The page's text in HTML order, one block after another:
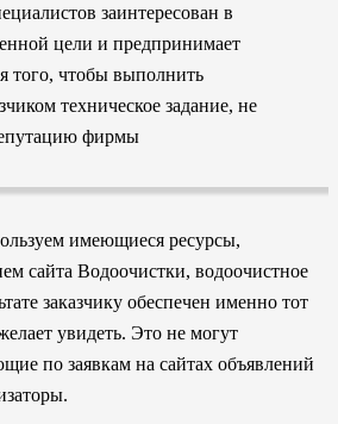
заинтересован в
цели и предпринимает
того, чтобы выполнить
техническое задание, не
фирмы
имеющиеся ресурсы,
сайта Водоочистки, водоочистное
заказчику обеспечен именно тот
увидеть. Это не могут
по заявкам на сайтах объявлений